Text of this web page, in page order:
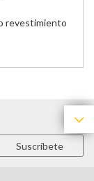
revestimiento